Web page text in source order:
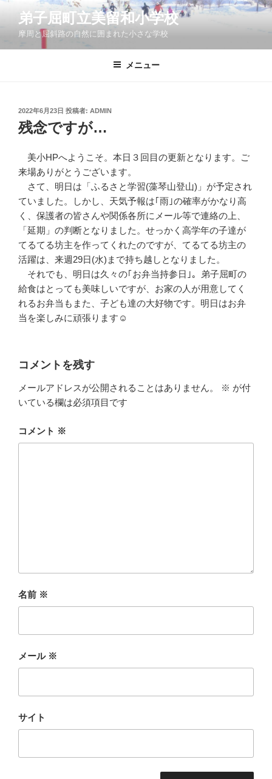
ン
弟子屈町立美留和小学校
摩周と屈斜路の自然に囲まれた小さな学校
メニュー
投
稿
日:
2022年6月23日 投稿者: ADMIN
残念ですが…
美小HPへようこそ。本日３回目の更新となります。ご
来場ありがとうございます。
さて、明日は「ふるさと学習(藻琴山登山)」が予定され
ていました。しかし、天気予報は｢雨｣の確率がかなり高
く、保護者の皆さんや関係各所にメール等で連絡の上、
「延期」の判断となりました。せっかく高学年の子達が
てるてる坊主を作ってくれたのですが、てるてる坊主の
活躍は、来週29日(水)まで持ち越しとなりました。
それでも、明日は久々の｢お弁当持参日｣。弟子屈町の
給食はとっても美味しいですが、お家の人が用意してく
れるお弁当もまた、子ども達の大好物です。明日はお弁
当を楽しみに頑張ります☺
コメントを残す
メールアドレスが公開されることはありません。 ※ が付
いている欄は必須項目です
コメント ※
名前 ※
メール ※
サイト